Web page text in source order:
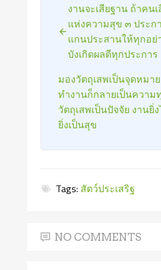
งานจะเสียฐาน ถ้าคน
แห่งความสุข ๓ ประก
แกนประสานให้ทุกอย่
บังเกิดผลดีทุกประการ
มองวัตถุเสพเป็นจุดหมา
ทำงานก็กลายเป็นความ
วัตถุเสพเป็นปัจจัย งานยิ่
ยิ่งเป็นสุข
Tags: สัตว์ประเสริฐ
NO COMMENTS